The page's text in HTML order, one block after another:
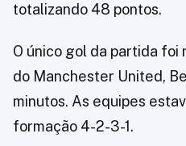
totalizando 48 pontos.
O único gol da partida foi
do Manchester United,
minutos. As equipes
formação 4-2-3-1.